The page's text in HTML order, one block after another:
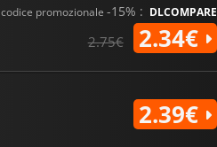
codice promozionale -15% : DLCOMPARE
2.75€ 2.34€
2.39€